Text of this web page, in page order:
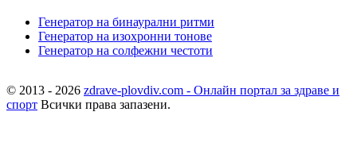
Генератор на бинаурални ритми
Генератор на изохронни тонове
Генератор на солфежни честоти
© 2013 - 2026 zdrave-plovdiv.com - Онлайн портал за здраве и
спорт Всички права запазени.